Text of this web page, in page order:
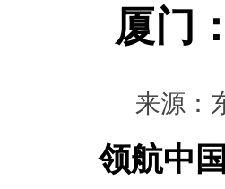
厦门
来源：
领航中